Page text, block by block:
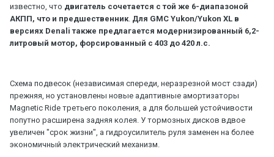
известно, что двигатель сочетается с той же 6-диапазоной
АКПП, что и предшественник. Для GMC Yukon/Yukon XL в
версиях Denali также предлагается модернизированный 6,2-
литровый мотор, форсированный с 403 до 420 л.с.
Схема подвесок (независимая спереди, неразрезной мост сзади)
прежняя, но установлены новые адаптивные амортизаторы
Magnetic Ride третьего поколения, а для большей устойчивости
попутно расширена задняя колея. У тормозных дисков вдвое
увеличен "срок жизни", а гидроусилитель руля заменен на более
экономичный электрический механизм.